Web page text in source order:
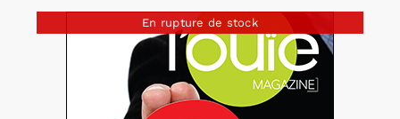
En rupture de stock